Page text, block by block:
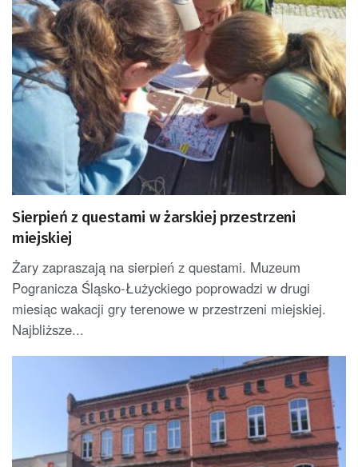
Sierpień z questami w żarskiej przestrzeni
miejskiej
Żary zapraszają na sierpień z questami. Muzeum
Pogranicza Śląsko-Łużyckiego poprowadzi w drugi
miesiąc wakacji gry terenowe w przestrzeni miejskiej.
Najbliższe...